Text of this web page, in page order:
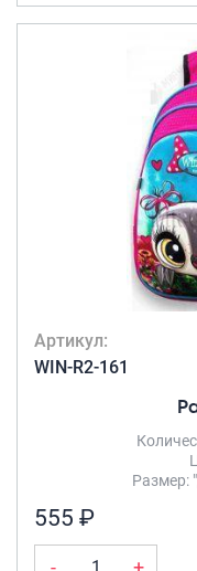
Артикул:
WIN-R2-161
Размер:
555 ₽